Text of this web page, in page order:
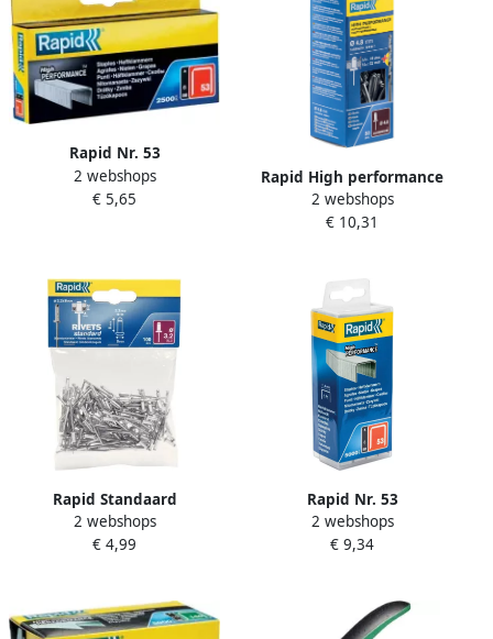
Rapid Nr. 53
dundraadnieten 6 mm
2.500 stuks 11856225
2 webshops
€ 5,65
Rapid High performance
blindklinknagels Ø4 8 x 25
mm 50 stuks + boor
2 webshops
€ 10,31
Rapid Standaard
blindklinknagels Ø3 2 x 8
mm 100 stuks 5000377
2 webshops
€ 4,99
Rapid Nr. 53
dundraadnieten 6 mm
5.000 stuks 40303083
2 webshops
€ 9,34